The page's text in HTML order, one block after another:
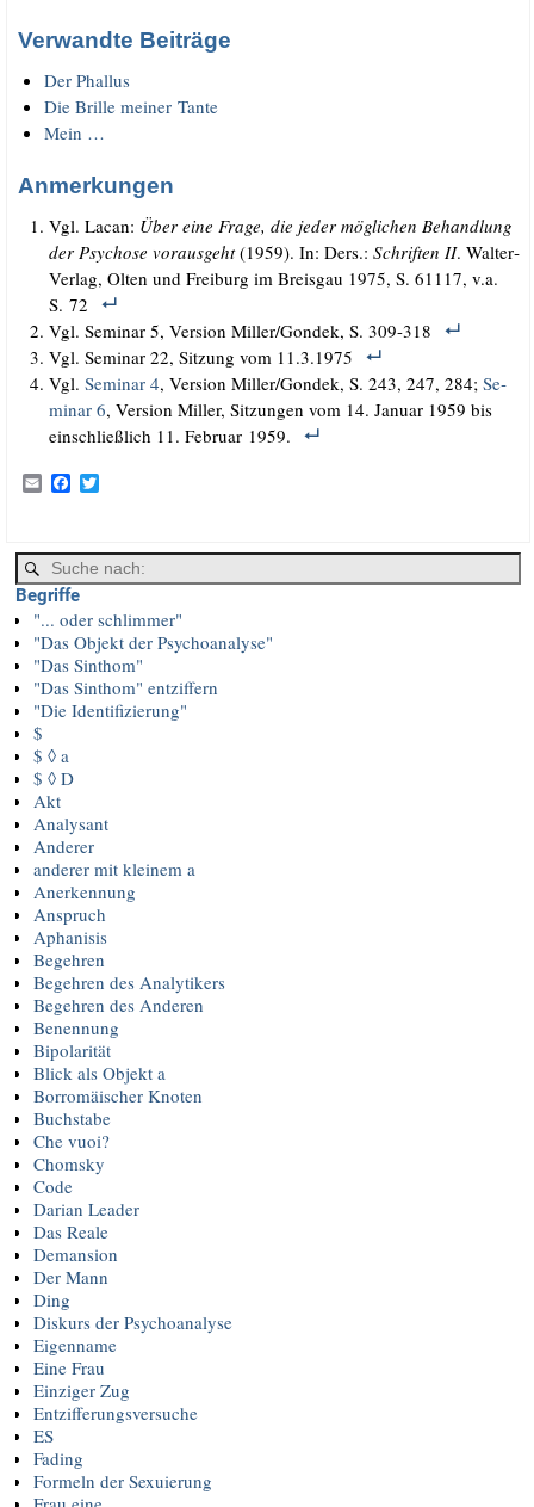
Verwandte Beiträge
Der Phal­lus
Die Bril­le mei­ner Tante
Mein …
Anmerkungen
Vgl. Lacan: Über eine Fra­ge, die jeder mög­li­chen Behand­lung
der Psy­cho­se vor­aus­geht(1959). In: Ders.:Schrif­ten II. Wal­ter­
Ver­lag, Olten und Frei­burg im Breis­gau 1975, S. 61117, v.a.
S. 72
Vgl. Semi­nar 5, Ver­si­on Miller/​Gondek, S. 309-318
Vgl. Semi­nar 22, Sit­zung vom 11.3.1975
Vgl.Se­mi­nar 4, Ver­sion Miller/​Gondek, S. 243, 247, 284;Se­
mi­nar 6, Ver­sion Mil­ler, Sit­zun­gen vom 14. Ja­nuar 1959 bis
ein­schließ­lich 11. Fe­bruar 1959.
E
m
l
F
a
b
o
o
k
T
w
t
e
Begriffe
"... oder schlimmer"
"Das Objekt der Psychoanalyse"
"Das Sinthom"
"Das Sinthom" entziffern
"Die Identifizierung"
$
$ ◊ a
$ ◊ D
Akt
Analysant
Anderer
anderer mit kleinem a
Anerkennung
Anspruch
Aphanisis
Begehren
Begehren des Analytikers
Begehren des Anderen
Benennung
Bipolarität
Blick als Objekt a
Borromäischer Knoten
Buchstabe
Che vuoi?
Chomsky
Code
Darian Leader
Das Reale
Demansion
Der Mann
Ding
Diskurs der Psychoanalyse
Eigenname
Eine Frau
Einziger Zug
Entzifferungsversuche
ES
Fading
Formeln der Sexuierung